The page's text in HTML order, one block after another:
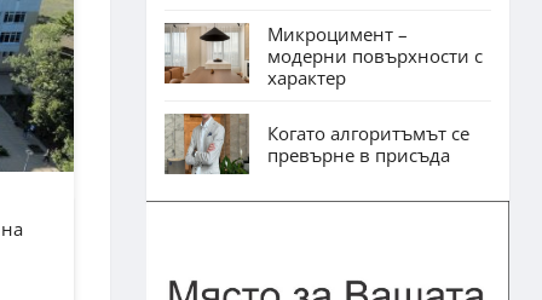
Микроцимент –
модерни повърхности с
характер
Когато алгоритъмът се
превърне в присъда